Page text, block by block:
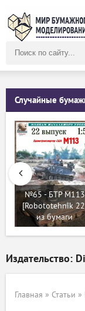
сайту
Случайные
№65 - БТР М113
[Robototehnik
из бумаги
Издательство:
Главная » Статьи »